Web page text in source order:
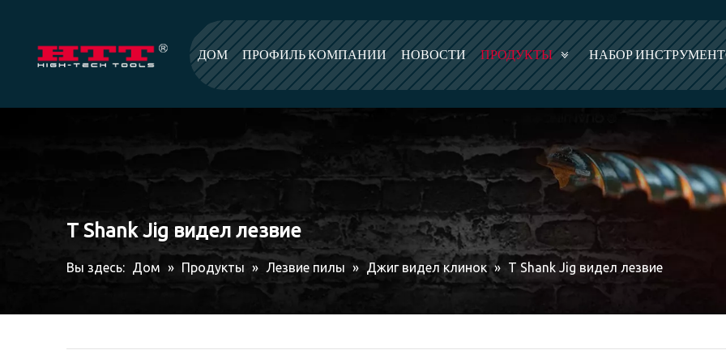
ДОМ ПРОФИЛЬ КОМПАНИИ НОВОСТИ ПРОДУКТЫ НАБОР
T Shank Jig видел лезвие
Вы здесь: Дом » Продукты » Лезвие пилы » Джиг видел клинок » T Shank Jig видел лезвие